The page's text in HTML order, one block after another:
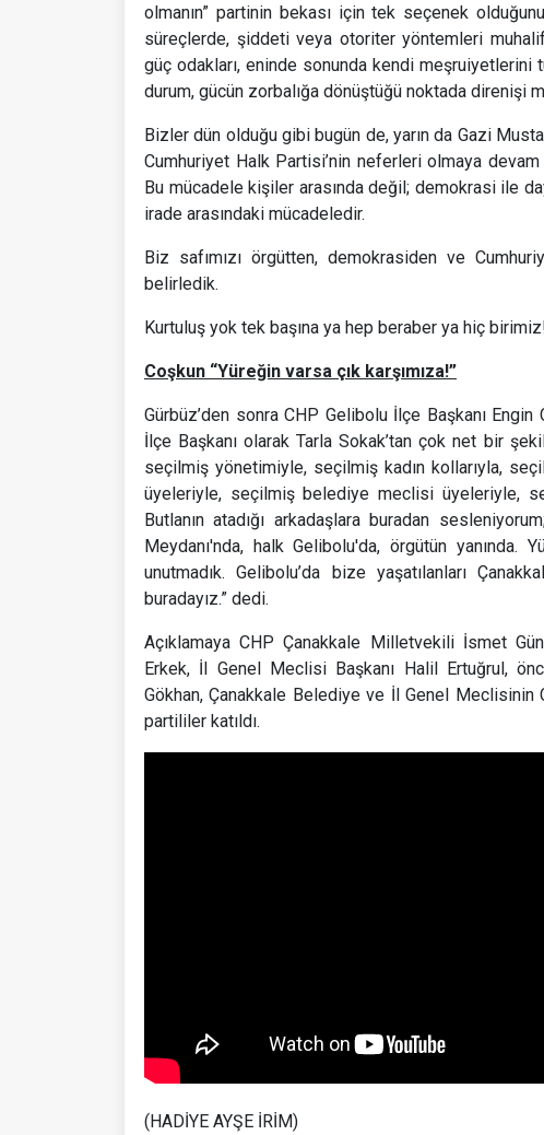
olmanın” partinin bekası için tek seçenek
süreçlerde, şiddeti veya otoriter yöntemleri
güç odakları, eninde sonunda kendi meşruiyetlerini
durum, gücün zorbalığa dönüştüğü noktada direnişi
Bizler dün olduğu gibi bugün de, yarın da Gazi
Cumhuriyet Halk Partisi’nin neferleri olmaya
Bu mücadele kişiler arasında değil; demokrasi ile
irade arasındaki mücadeledir.
Biz safımızı örgütten, demokrasiden ve
belirledik.
Kurtuluş yok tek başına ya hep beraber ya hiç
Coşkun “Yüreğin varsa çık karşımıza!”
Gürbüz’den sonra CHP Gelibolu İlçe Başkanı
İlçe Başkanı olarak Tarla Sokak’tan çok net bir
seçilmiş yönetimiyle, seçilmiş kadın kollarıyla,
üyeleriyle, seçilmiş belediye meclisi üyeleriyle,
Butlanın atadığı arkadaşlara buradan
Meydanı'nda, halk Gelibolu'da, örgütün yanında.
unutmadık. Gelibolu’da bize yaşatılanları
buradayız.” dedi.
Açıklamaya CHP Çanakkale Milletvekili İsmet
Erkek, İl Genel Meclisi Başkanı Halil Ertuğrul,
Gökhan, Çanakkale Belediye ve İl Genel
partililer katıldı.
(HADİYE AYŞE İRİM)